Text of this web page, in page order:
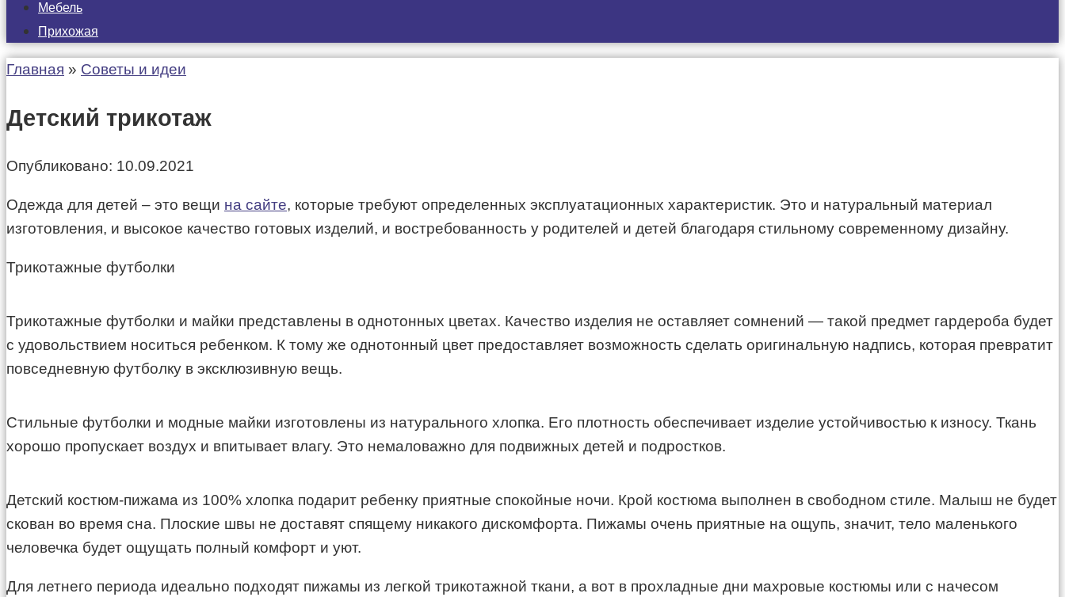
Мебель
Прихожая
Главная » Советы и идеи
Детский трикотаж
Опубликовано: 10.09.2021
Одежда для детей – это вещи на сайте, которые требуют определенных эксплуатационных характеристик. Это и натуральный материал
изготовления, и высокое качество готовых изделий, и востребованность у родителей и детей благодаря стильному современному дизайну.
Трикотажные футболки
Трикотажные футболки и майки представлены в однотонных цветах. Качество изделия не оставляет сомнений — такой предмет гардероба будет
с удовольствием носиться ребенком. К тому же однотонный цвет предоставляет возможность сделать оригинальную надпись, которая превратит
повседневную футболку в эксклюзивную вещь.
Стильные футболки и модные майки изготовлены из натурального хлопка. Его плотность обеспечивает изделие устойчивостью к износу. Ткань
хорошо пропускает воздух и впитывает влагу. Это немаловажно для подвижных детей и подростков.
Детский костюм-пижама из 100% хлопка подарит ребенку приятные спокойные ночи. Крой костюма выполнен в свободном стиле. Малыш не будет
скован во время сна. Плоские швы не доставят спящему никакого дискомфорта. Пижамы очень приятные на ощупь, значит, тело маленького
человечка будет ощущать полный комфорт и уют.
Для летнего периода идеально подходят пижамы из легкой трикотажной ткани, а вот в прохладные дни махровые костюмы или с начесом